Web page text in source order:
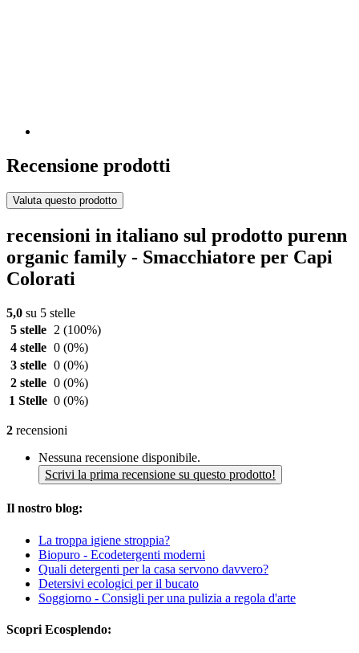
Recensione prodotti
Valuta questo prodotto
recensioni in italiano sul prodotto purenn
organic family - Smacchiatore per Capi
Colorati
5,0 su 5 stelle
5 stelle
2 (100%)
4 stelle 0 (0%)
3 stelle 0 (0%)
2 stelle 0 (0%)
1 Stelle 0 (0%)
2 recensioni
Nessuna recensione disponibile.
Scrivi la prima recensione su questo prodotto!
Il nostro blog:
La troppa igiene stroppia?
Biopuro - Ecodetergenti moderni
Quali detergenti per la casa servono davvero?
Detersivi ecologici per il bucato
Soggiorno - Consigli per una pulizia a regola d'arte
Scopri Ecosplendo: